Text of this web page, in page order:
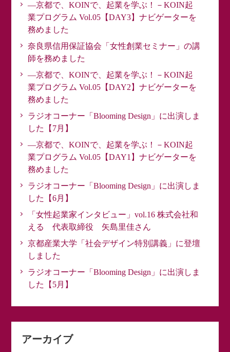
―京都で、KOINで、起業を学ぶ！－KOIN起
業プログラム Vol.05【DAY3】ナビゲーターを
務めました
奈良県信用保証協会「女性創業セミナー」の講
師を務めました
―京都で、KOINで、起業を学ぶ！－KOIN起
業プログラム Vol.05【DAY2】ナビゲーターを
務めました
ラジオコーナー「Blooming Design」に出演しま
した【7月】
―京都で、KOINで、起業を学ぶ！－KOIN起
業プログラム Vol.05【DAY1】ナビゲーターを
務めました
ラジオコーナー「Blooming Design」に出演しま
した【6月】
「女性起業家インタビュー」vol.16 株式会社和
える 代表取締役 矢島里佳さん
京都産業大学「社会デザイン特別講義」に登壇
しました
ラジオコーナー「Blooming Design」に出演しま
した【5月】
アーカイブ